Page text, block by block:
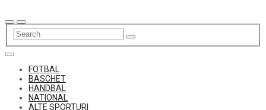
to
content
FOTBAL
BASCHET
HANDBAL
NATIONAL
ALTE SPORTURI